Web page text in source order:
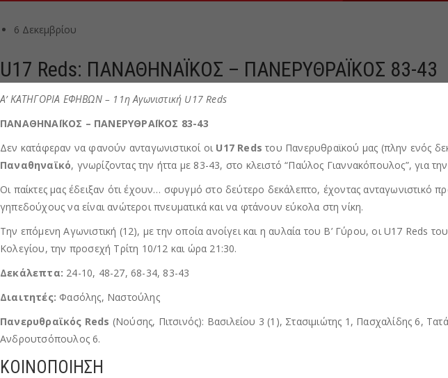
6 Δεκεμβρίου
U17 Reds: ΠΑΝΑΘΗΝΑΪΚΟΣ – ΠΑΝΕΡΥΘΡΑΪΚΟΣ 83-43
Α’ ΚΑΤΗΓΟΡΙΑ ΕΦΗΒΩΝ – 11η Αγωνιστική U17 Reds
ΠΑΝΑΘΗΝΑΪΚΟΣ – ΠΑΝΕΡΥΘΡΑΪΚΟΣ 83-43
Δεν κατάφεραν να φανούν ανταγωνιστικοί οι U17 Reds του Πανερυθραϊκού μας (πλην ενός
Παναθηναϊκό, γνωρίζοντας την ήττα με 83-43, στο κλειστό “Παύλος Γιαννακόπουλος”, για
Οι παίκτες μας έδειξαν ότι έχουν… σφυγμό στο δεύτερο δεκάλεπτο, έχοντας ανταγωνιστικό
γηπεδούχους να είναι ανώτεροι πνευματικά και να φτάνουν εύκολα στη νίκη.
Την επόμενη Αγωνιστική (12), με την οποία ανοίγει και η αυλαία του Β’ Γύρου, οι U17 Reds
Κολεγίου, την προσεχή Τρίτη 10/12 και ώρα 21:30.
Δεκάλεπτα: 24-10, 48-27, 68-34, 83-43
Διαιτητές: Φασόλης, Ναστούλης
Πανερυθραϊκός Reds (Νούσης, Πιτσινός): Βασιλείου 3 (1), Στασιμιώτης 1, Πασχαλίδης 6,
Ανδρουτσόπουλος 6.
ΚΟΙΝΟΠΟΙΗΣΗ